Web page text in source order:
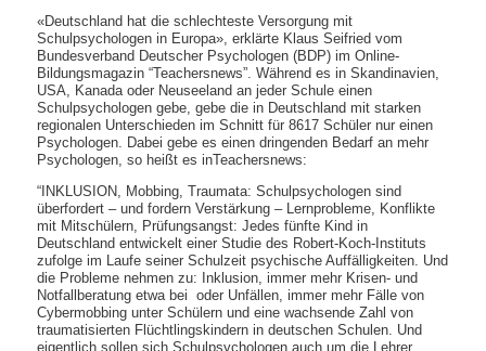
«Deutschland hat die schlechteste Versorgung mit
Schulpsychologen in Europa», erklärte Klaus Seifried vom
Bundesverband Deutscher Psychologen (BDP) im Online-
Bildungsmagazin “Teachersnews”. Während es in Skandinavien,
USA, Kanada oder Neuseeland an jeder Schule einen
Schulpsychologen gebe, gebe die in Deutschland mit starken
regionalen Unterschieden im Schnitt für 8617 Schüler nur einen
Psychologen. Dabei gebe es einen dringenden Bedarf an mehr
Psychologen, so heißt es inTeachersnews:
“INKLUSION, Mobbing, Traumata: Schulpsychologen sind
überfordert – und fordern Verstärkung – Lernprobleme, Konflikte
mit Mitschülern, Prüfungsangst: Jedes fünfte Kind in
Deutschland entwickelt einer Studie des Robert-Koch-Instituts
zufolge im Laufe seiner Schulzeit psychische Auffälligkeiten. Und
die Probleme nehmen zu: Inklusion, immer mehr Krisen- und
Notfallberatung etwa bei oder Unfällen, immer mehr Fälle von
Cybermobbing unter Schülern und eine wachsende Zahl von
traumatisierten Flüchtlingskindern in deutschen Schulen. Und
eigentlich sollen sich Schulpsychologen auch um die Lehrer